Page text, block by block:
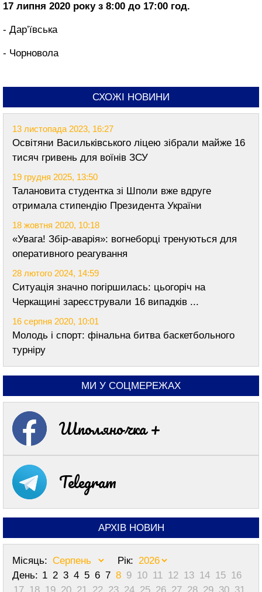
17 липня 2020 року з 8:00 до 17:00 год.
- Дар’ївська
- Чорновола
СХОЖІ НОВИНИ
13 листопада 2023, 16:27
Освітяни Васильківського ліцею зібрали майже 16
тисяч гривень для воїнів ЗСУ
19 грудня 2025, 13:50
Талановита студентка зі Шполи вже вдруге
отримала стипендію Президента України
18 жовтня 2020, 10:18
«Увага! Збір-аварія»: вогнеборці тренуються для
оперативного реагування
28 лютого 2024, 14:59
Ситуація значно погіршилась: цьогоріч на
Черкащині зареєстрували 16 випадків ...
16 серпня 2020, 10:01
Молодь і спорт: фінальна битва баскетбольного
турніру
МИ У СОЦМЕРЕЖАХ
Шполяночка +
Telegram
АРХІВ НОВИН
Місяць:
Рік:
День: 1 2 3 4 5 6 7 8 9 10 11 12 13 14 15 16